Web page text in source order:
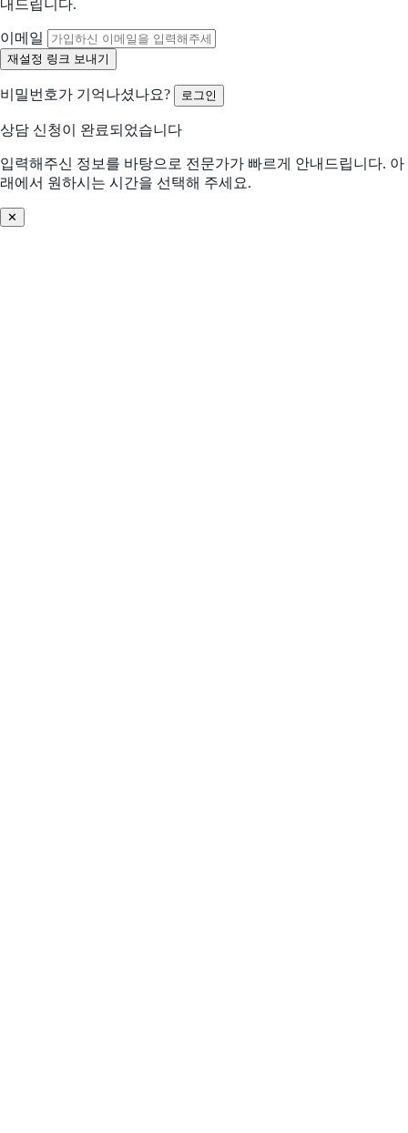
선택하신 내용을 바탕으로 더 적합한 제안을 드립니다
해당되는 항목을 선택해주세요 (복수 선택 가능)
수작업 많음
비교 후 결정 필요 프로세스 비효율
내드립니다.
이메일
비밀번호가 기억나셨나요? 로그인
상담 신청이 완료되었습니다
입력해주신 정보를 바탕으로 전문가가 빠르게 안내드립니다. 아
래에서 원하시는 시간을 선택해 주세요.
✕